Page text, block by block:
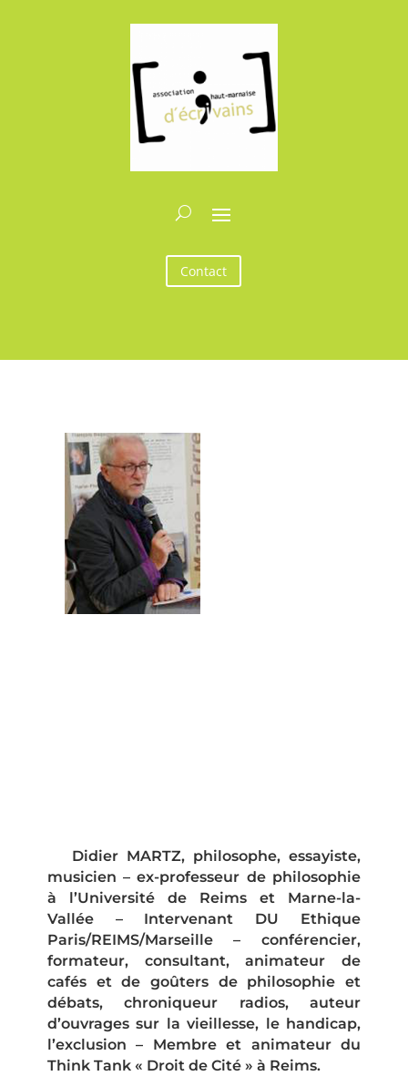
Contact
Didier MARTZ, philosophe, essayiste,
musicien – ex-professeur de philosophie
à l’Université de Reims et Marne-la-
Vallée – Intervenant DU Ethique
Paris/REIMS/Marseille – conférencier,
formateur, consultant, animateur de
cafés et de goûters de philosophie et
débats, chroniqueur radios, auteur
d’ouvrages sur la vieillesse, le handicap,
l’exclusion – Membre et animateur du
Think Tank « Droit de Cité » à Reims.